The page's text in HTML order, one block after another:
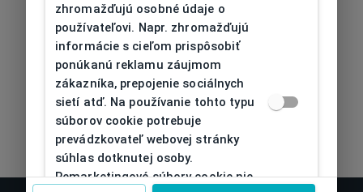
zhromažďujú osobné údaje o
používateľovi. Napr. zhromažďujú
informácie s cieľom prispôsobiť
ponúkanú reklamu záujmom
zákazníka, prepojenie sociálnych
sietí atď. Na používanie tohto typu
súborov cookie potrebuje
prevádzkovateľ webovej stránky
súhlas dotknutej osoby.
Remarketingové súbory cookie nie